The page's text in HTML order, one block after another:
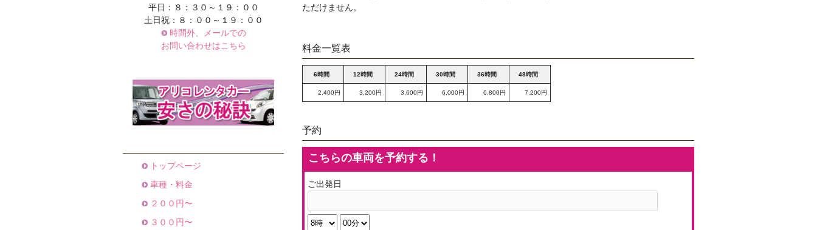
ただけません。
料金一覧表
6時間 12時間 24時間 30時間 36時間 48時間
2,400円 3,200円 3,600円 6,000円 6,800円 7,200円
予約
こちらの車両を予約する！
ご出発日
平日：８：３０～１９：００
土日祝：８：００～１９：００
時間外、メールでの
お問い合わせはこちら
トップページ
車種・料金
２００円〜
３００円〜